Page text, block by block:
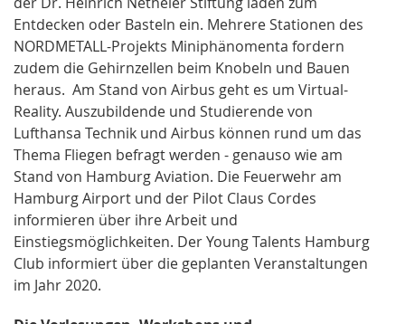
Entdecken oder Basteln ein. Mehrere Stationen des
NORDMETALL-Projekts Miniphänomenta fordern
zudem die Gehirnzellen beim Knobeln und Bauen
heraus. Am Stand von Airbus geht es um Virtual-
Reality. Auszubildende und Studierende von
Lufthansa Technik und Airbus können rund um das
Thema Fliegen befragt werden - genauso wie am
Stand von Hamburg Aviation. Die Feuerwehr am
Hamburg Airport und der Pilot Claus Cordes
informieren über ihre Arbeit und
Einstiegsmöglichkeiten. Der Young Talents Hamburg
Club informiert über die geplanten Veranstaltungen
im Jahr 2020.